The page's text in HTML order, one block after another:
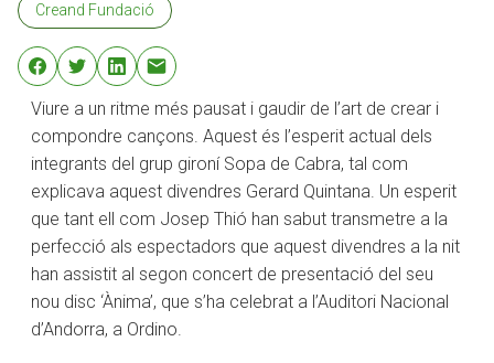
Creand Fundació
Viure a un ritme més pausat i gaudir de l’art de crear i
compondre cançons. Aquest és l’esperit actual dels
integrants del grup gironí Sopa de Cabra, tal com
explicava aquest divendres Gerard Quintana. Un esperit
que tant ell com Josep Thió han sabut transmetre a la
perfecció als espectadors que aquest divendres a la nit
han assistit al segon concert de presentació del seu
nou disc ‘Ànima’, que s’ha celebrat a l’Auditori Nacional
d’Andorra, a Ordino.